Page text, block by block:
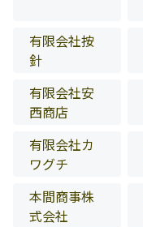
有限会社按
針
有限会社安
西商店
有限会社カ
ワグチ
本間商事株
式会社